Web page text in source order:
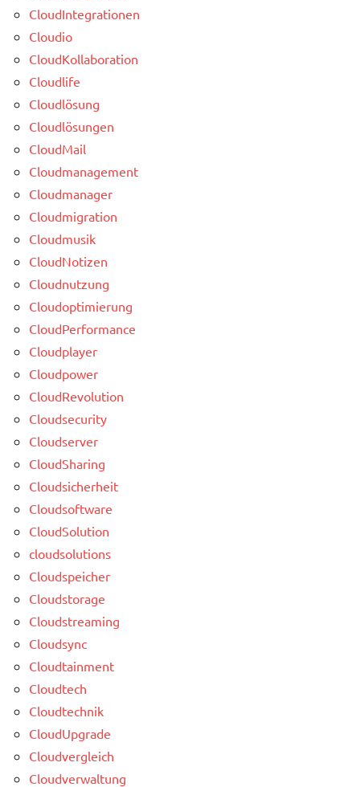
CloudIntegrationen
Cloudio
CloudKollaboration
Cloudlife
Cloudlösung
Cloudlösungen
CloudMail
Cloudmanagement
Cloudmanager
Cloudmigration
Cloudmusik
CloudNotizen
Cloudnutzung
Cloudoptimierung
CloudPerformance
Cloudplayer
Cloudpower
CloudRevolution
Cloudsecurity
Cloudserver
CloudSharing
Cloudsicherheit
Cloudsoftware
CloudSolution
cloudsolutions
Cloudspeicher
Cloudstorage
Cloudstreaming
Cloudsync
Cloudtainment
Cloudtech
Cloudtechnik
CloudUpgrade
Cloudvergleich
Cloudverwaltung